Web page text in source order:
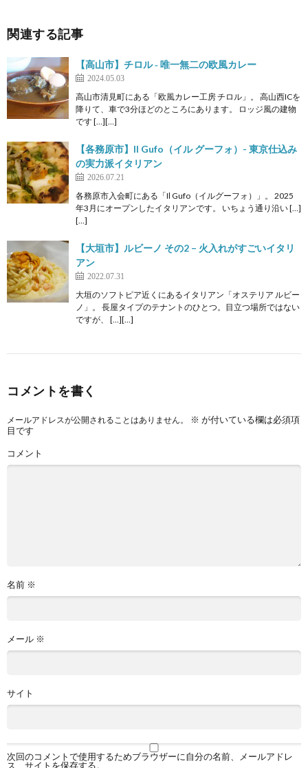
関連する記事
【高山市】チロル ‐ 唯一無二の欧風カレー
2024.05.03
高山市清見町にある「欧風カレー工房 チロル」。 高山西ICを
降りて、車で3分ほどのところにあります。 ロッジ風の建物
です […][…]
【各務原市】Il Gufo（イル グーフォ）- 東京仕込み
の実力派イタリアン
2026.07.21
各務原市入会町にある「Il Gufo（イルグーフォ）」。 2025
年3月にオープンしたイタリアンです。 いちょう通り沿い […]
[…]
【大垣市】ルビーノ その2 – 火入れがすごいイタリ
アン
2022.07.31
大垣のソフトピア近くにあるイタリアン「オステリア ルビー
ノ」。 長屋タイプのテナントのひとつ。目立つ場所ではない
ですが、 […][…]
コメントを書く
メールアドレスが公開されることはありません。 ※ が付いている欄は必須項
目です
コメント
名前 ※
メール ※
サイト
次回のコメントで使用するためブラウザーに自分の名前、メールアドレ
ス、サイトを保存する。